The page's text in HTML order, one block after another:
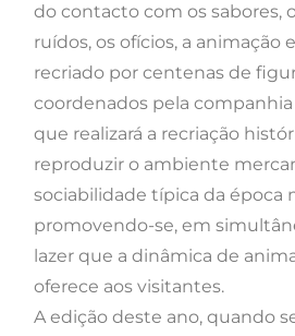
do contacto com os sabores,
ruídos, os ofícios, a animação
recriado por centenas de
coordenados pela companhia
que realizará a recriação
reproduzir o ambiente
sociabilidade típica da época
promovendo-se, em
lazer que a dinâmica de
oferece aos visitantes.
A edição deste ano, quando